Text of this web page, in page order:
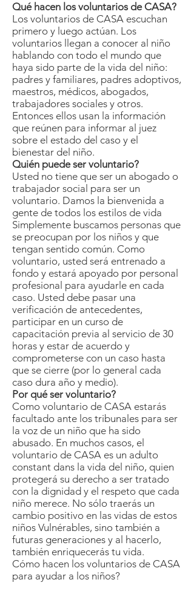
Qué hacen los voluntarios de CASA?
Los voluntarios de CASA escuchan
primero y luego actúan. Los
voluntarios llegan a conocer al niño
hablando con todo el mundo que
haya sido parte de la vida del niño:
padres y familiares, padres adoptivos,
maestros, médicos, abogados,
trabajadores sociales y otros.
Entonces ellos usan la información
que reúnen para informar al juez
sobre el estado del caso y el
bienestar del niño.
Quién puede ser voluntario?
Usted no tiene que ser un abogado o
trabajador social para ser un
voluntario. Damos la bienvenida a
gente de todos los estilos de vida
Simplemente buscamos personas que
se preocupan por los niños y que
tengan sentido común. Como
voluntario, usted será entrenado a
fondo y estará apoyado por personal
profesional para ayudarle en cada
caso. Usted debe pasar una
verificación de antecedentes,
participar en un curso de
capacitación previa al servicio de 30
horas y estar de acuerdo y
comprometerse con un caso hasta
que se cierre (por lo general cada
caso dura año y medio).
Por qué ser voluntario?
Como voluntario de CASA estarás
facultado ante los tribunales para ser
la voz de un niño que ha sido
abusado. En muchos casos, el
voluntario de CASA es un adulto
constant dans la vida del niño, quien
protegerá su derecho a ser tratado
con la dignidad y el respeto que cada
niño merece. No sólo traerás un
cambio positivo en las vidas de estos
niños Vulnérables, sino también a
futuras generaciones y al hacerlo,
también enriquecerás tu vida.
Cómo hacen los voluntarios de CASA
para ayudar a los niños?